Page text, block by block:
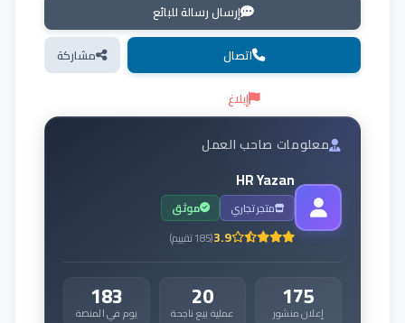
إرسال رسالة للبائع
اتصال
مشاركة
إبلاغ
معلومات صاحب العمل
HR Yazan
متجر تجاري موثق
3.9
(
185تقييم)
175
إعلان منشور 20
عملية بيع ناجحة 183
يوم في المنصة